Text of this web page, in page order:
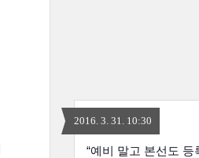
2016. 3. 31. 10:30
“예비 말고 본선도 등